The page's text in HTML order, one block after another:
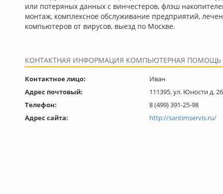
или потеряных данных с винчестеров, флэш
монтаж, комплексное обслуживание предприятий,
компьютеров от вирусов, выезд по Москве.
КОНТАКТНАЯ ИНФОРМАЦИЯ КОМПЬЮТЕРНАЯ
Контактное лицо:
Иван
Адрес почтовый:
111395, ул. Юности д. 26
Телефон:
8 (499) 391-25-98
Адрес сайта:
http://santimservis.ru/